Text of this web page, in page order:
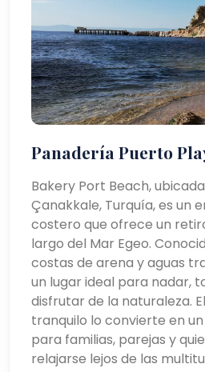
Panadería Puerto
Bakery Port Beach,
Çanakkale, Turquía, es un
costero que ofrece un
largo del Mar Egeo.
costas de arena y aguas
un lugar ideal para nadar,
disfrutar de la naturaleza.
tranquilo lo convierte en
para familias, parejas y
relajarse lejos de las